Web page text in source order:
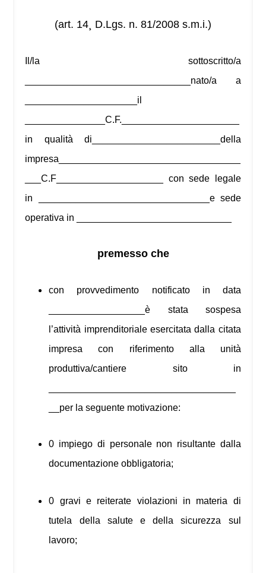
(art. 14¸ D.Lgs. n. 81/2008 s.m.i.)
Il/la sottoscritto/a
_______________________________nato/a a
_____________________il
_______________C.F.______________________
in qualità di________________________della
impresa__________________________________
___C.F____________________ con sede legale
in ________________________________e sede
operativa in _____________________________
premesso che
con provvedimento notificato in data
__________________è stata sospesa
l’attività imprenditoriale esercitata dalla citata
impresa con riferimento alla unità
produttiva/cantiere sito in
__per la seguente motivazione:
0 impiego di personale non risultante dalla
documentazione obbligatoria;
0 gravi e reiterate violazioni in materia di
tutela della salute e della sicurezza sul
lavoro;